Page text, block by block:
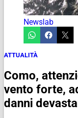
Newslab
ATTUALITÀ
Como,
vento forte,
danni